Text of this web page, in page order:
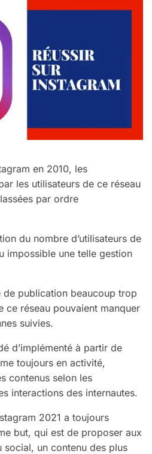
en 2010, les
les utilisateurs de ce réseau
par ordre
du nombre d’utilisateurs de
impossible une telle gestion
de publication beaucoup trop
ce réseau pouvaient manquer
suivies.
d’implémenté à partir de
toujours en activité,
contenus selon les
interactions des internautes.
2021 a toujours
but, qui est de proposer aux
social, un contenu des plus